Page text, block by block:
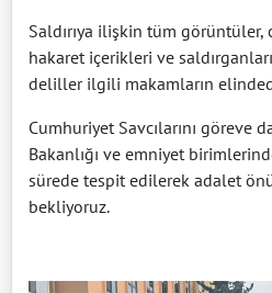
Saldırıya ilişkin tüm görüntüler,
hakaret içerikleri ve
deliller ilgili makamların
Cumhuriyet Savcılarını göreve
Bakanlığı ve emniyet
sürede tespit edilerek adalet
bekliyoruz.